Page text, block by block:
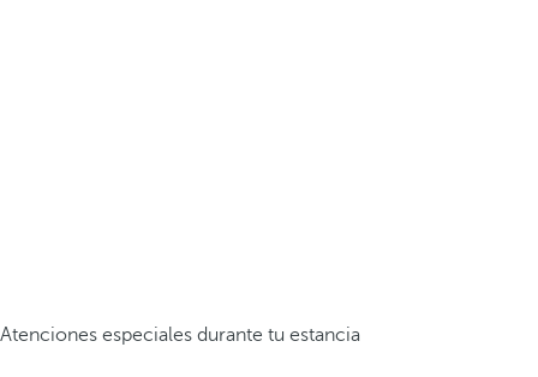
Atenciones especiales durante tu estancia